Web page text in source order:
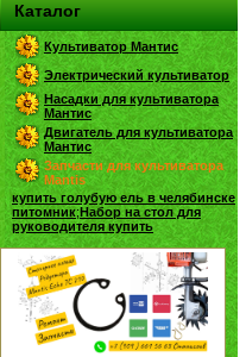
Каталог
Культиватор Мантис
Электрический культиватор
Насадки для культиватора
Мантис
Двигатель для культиватора
Мантис
Запчасти для культиватора
Mantis
купить голубую ель в челябинске
питомник;Набор на стол для
руководителя купить